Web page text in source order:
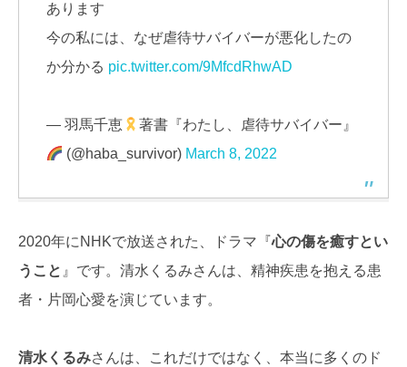
あります
今の私には、なぜ虐待サバイバーが悪化したの
か分かる pic.twitter.com/9MfcdRhwAD
— 羽馬千恵
著書『わたし、虐待サバイバー』
(@haba_survivor) March 8, 2022
2020年にNHKで放送された、ドラマ『心の傷を癒すとい
うこと 』です。清水くるみさんは、精神疾患を抱える患
者・片岡心愛を演じています。
清水くるみさんは、これだけではなく、本当に多くのド